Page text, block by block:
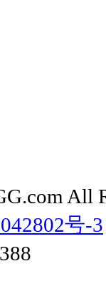
All
号-3